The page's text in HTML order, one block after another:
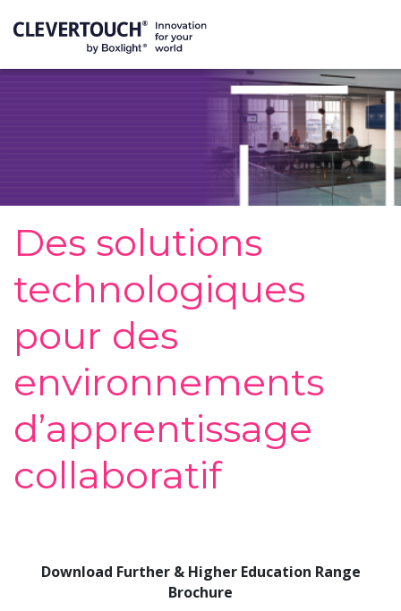
Des solutions
technologiques
pour des
environnements
d’apprentissage
collaboratif
Download Further & Higher Education Range
Brochure